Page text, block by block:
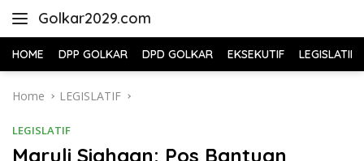
Golkar2029.com
HOME DPP GOLKAR DPD GOLKAR EKSEKUTIF LEGISLATIF
Home LEGISLATIF
LEGISLATIF
Maruli Siahaan: Pos Bantuan